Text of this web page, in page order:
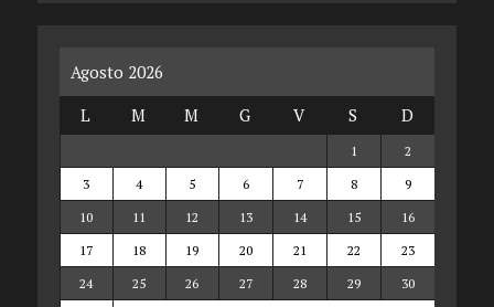
Agosto 2026
L
M M G V S D
1
2
3
4 5 6 7 8
9
10
11 12 13 14 15
16
17
18 19 20 21 22
23
24
25 26 27 28 29 30